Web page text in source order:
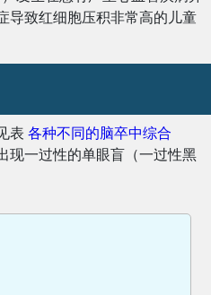
导致红细胞压积非常高的儿童
表 各种不同的脑卒中综合
现一过性的单眼盲（一过性黑